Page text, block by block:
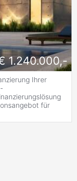
1.240.000,-
Ihrer
für